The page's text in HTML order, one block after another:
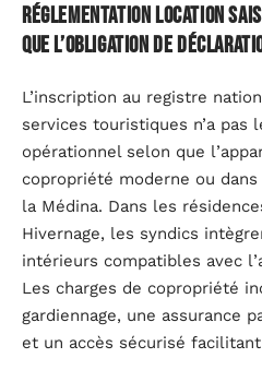
Réglementation location
que l’obligation de
L’inscription au registre
services touristiques n’a pas
opérationnel selon que
copropriété moderne ou
la Médina. Dans les
Hivernage, les syndics
intérieurs compatibles avec
Les charges de copropriété
gardiennage, une assurance
et un accès sécurisé